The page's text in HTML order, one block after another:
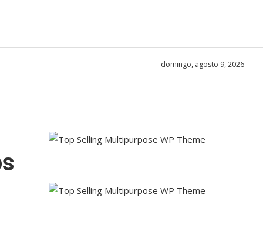
domingo, agosto 9, 2026